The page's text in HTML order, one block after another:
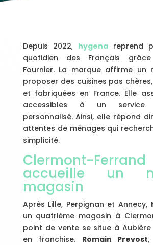
Depuis 2022, hygenareprend
quotidien des Français
Fournier. La marque affirme un
proposer des cuisines pas
et fabriquées en France. Elle
accessibles à un service
personnalisé. Ainsi, elle répond
attentes de ménages qui
simplicité.
Clermont-Ferrand
accueille un
magasin
Après Lille, Perpignan et Annecy,
un quatrième magasin à
point de vente se situe à
en franchise. Romain Prevost,